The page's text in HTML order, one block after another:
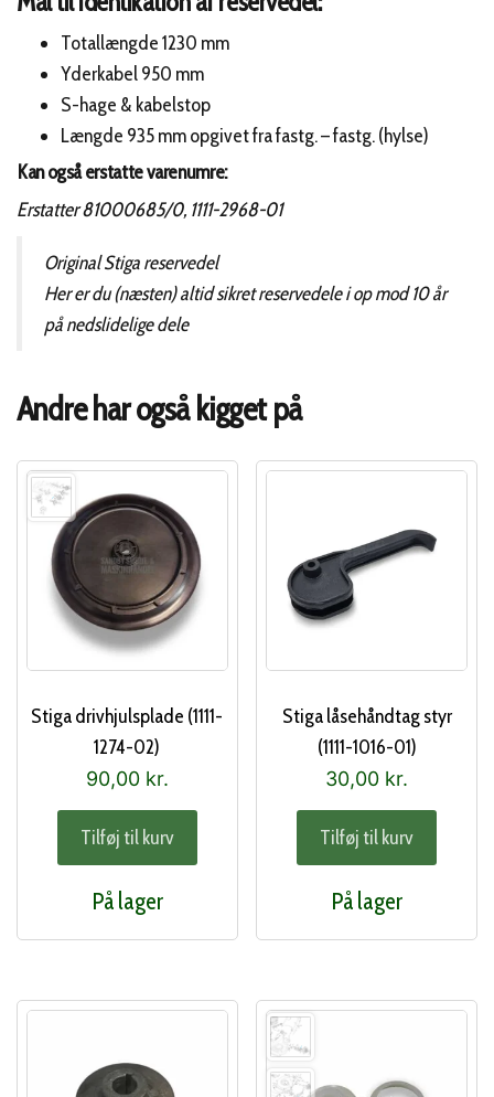
Totallængde 1230 mm
Yderkabel 950 mm
S-hage & kabelstop
Længde 935 mm opgivet fra fastg. – fastg. (hylse)
Kan også erstatte varenumre:
Erstatter 81000685/0, 1111-2968-01
Original Stiga reservedel
Her er du (næsten) altid sikret reservedele i op mod 10 år
på nedslidelige dele
Andre har også kigget på
Stiga drivhjulsplade (1111-
1274-02)
90,00 kr.
Tilføj til kurv
På lager
Stiga låsehåndtag styr
(1111-1016-01)
30,00 kr.
Tilføj til kurv
På lager